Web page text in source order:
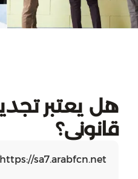
هل يعتبر
قانوني؟
https://sa7.arabfcn.net/العربية-هل-يعتبر-تجديد-جواز-سفر-اللبنا/